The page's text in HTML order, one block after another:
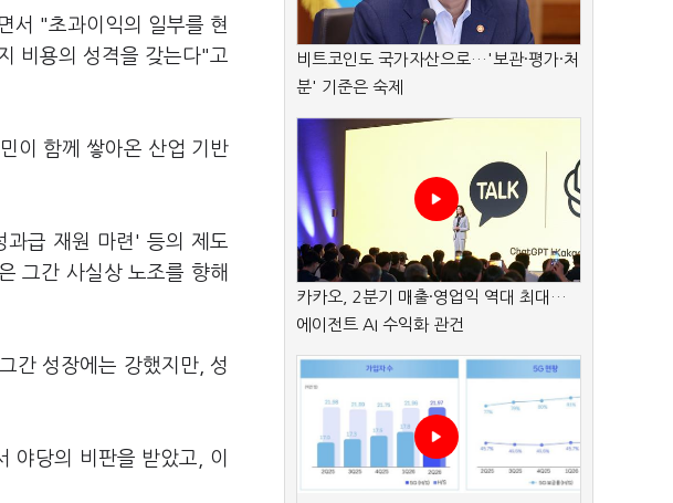
서 "초과이익의 일부를 현
비용의 성격을 갖는다"고
이 함께 쌓아온 산업 기반
급 재원 마련' 등의 제도
그간 사실상 노조를 향해
간 성장에는 강했지만, 성
야당의 비판을 받았고, 이
비트코인도 국가자산으로…'보관·평가·처
분' 기준은 숙제
카카오, 2분기 매출·영업익 역대 최대…
에이전트 AI 수익화 관건